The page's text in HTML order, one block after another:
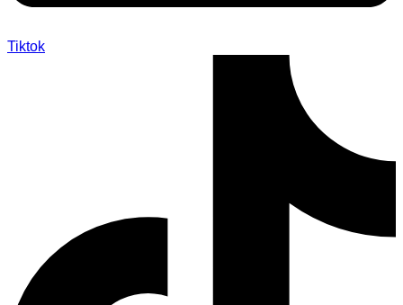
Tiktok